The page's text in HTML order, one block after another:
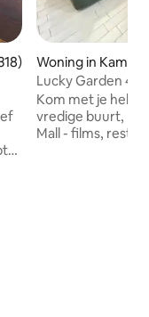
beoordeling van
Woning in
nching
Lucky Garden 4
Kom met je hele
vredige buurt, In
Mall - films,